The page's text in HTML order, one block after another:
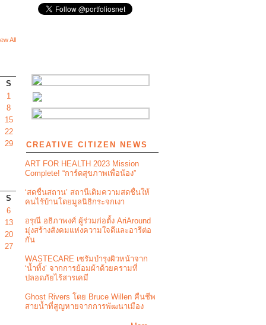
All
S
1
8
15
22
29
S
6
13
20
27
CREATIVE CITIZEN NEWS
ART FOR HEALTH 2023 Mission
Complete! “การ์ดสุขภาพเพื่อน้อง”
‘สดชื่นสถาน’ สถานีเติมความสดชื่นให้
คนไร้บ้านโดยมูลนิธิกระจกเงา
อรุณี อธิภาพงศ์ ผู้ร่วมก่อตั้ง AriAround
มุ่งสร้างสังคมแห่งความใจดีและอารีต่อ
กัน
WASTECARE เซรัมบำรุงผิวหน้าจาก
‘น้ำทิ้ง’ จากการย้อมผ้าด้วยครามที่
ปลอดภัยไร้สารเคมี
Ghost Rivers โดย Bruce Willen คืนชีพ
สายน้ำที่สูญหายจากการพัฒนาเมือง